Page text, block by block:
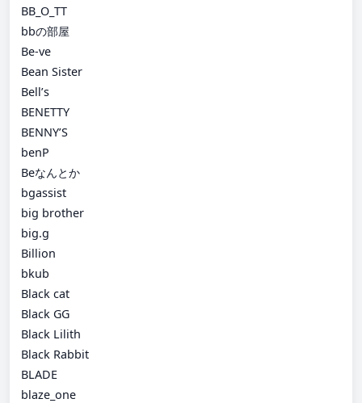
BB_O_TT
bbの部屋
Be-ve
Bean Sister
Bell’s
BENETTY
BENNY’S
benP
Beなんとか
bgassist
big brother
big.g
Billion
bkub
Black cat
Black GG
Black Lilith
Black Rabbit
BLADE
blaze_one